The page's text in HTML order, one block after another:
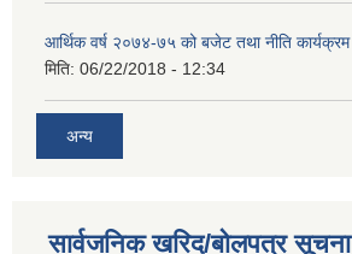
आर्थिक वर्ष २०७४-७५ को बजेट तथा नीति कार्यक्रम
मिति: 06/22/2018 - 12:34
अन्य
सार्वजनिक खरिद/बोलपत्र सूचना